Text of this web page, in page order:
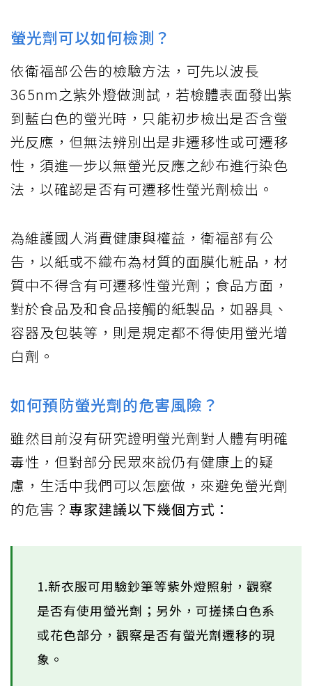
螢光劑可以如何檢測？
依衛福部公告的檢驗方法，可先以波長
365nm之紫外燈做測試，若檢體表面發出紫
到藍白色的螢光時，只能初步檢出是否含螢
光反應，但無法辨別出是非遷移性或可遷移
性，須進一步以無螢光反應之紗布進行染色
法，以確認是否有可遷移性螢光劑檢出。
為維護國人消費健康與權益，衛福部有公
告，以紙或不織布為材質的面膜化粧品，材
質中不得含有可遷移性螢光劑；食品方面，
對於食品及和食品接觸的紙製品，如器具、
容器及包裝等，則是規定都不得使用螢光增
白劑。
如何預防螢光劑的危害風險？
雖然目前沒有研究證明螢光劑對人體有明確
毒性，但對部分民眾來說仍有健康上的疑
慮，生活中我們可以怎麼做，來避免螢光劑
的危害？ 專家建議以下幾個方式：
1.新衣服可用驗鈔筆等紫外燈照射，觀察
是否有使用螢光劑；另外，可搓揉白色系
或花色部分，觀察是否有螢光劑遷移的現
象。